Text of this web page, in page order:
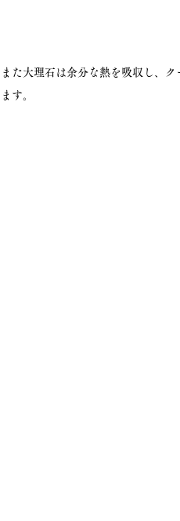
また大理石は余分な熱を吸収し、
ます。